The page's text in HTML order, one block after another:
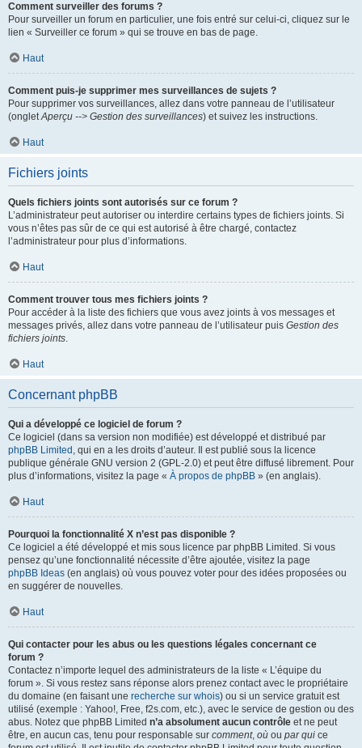
Comment surveiller des forums ?
Pour surveiller un forum en particulier, une fois entré sur celui-ci, cliquez sur le
lien « Surveiller ce forum » qui se trouve en bas de page.
Haut
Comment puis-je supprimer mes surveillances de sujets ?
Pour supprimer vos surveillances, allez dans votre panneau de l’utilisateur
(ongletAperçu --> Gestion des surveillances) et suivez les instructions.
Haut
Fichiers joints
Quels fichiers joints sont autorisés sur ce forum ?
L’administrateur peut autoriser ou interdire certains types de fichiers joints. Si
vous n’êtes pas sûr de ce qui est autorisé à être chargé, contactez
l’administrateur pour plus d’informations.
Haut
Comment trouver tous mes fichiers joints ?
Pour accéder à la liste des fichiers que vous avez joints à vos messages et
messages privés, allez dans votre panneau de l’utilisateur puis Gestion des
fichiers joints.
Haut
Concernant phpBB
Qui a développé ce logiciel de forum ?
Ce logiciel (dans sa version non modifiée) est développé et distribué par
phpBB Limited , qui en a les droits d’auteur. Il est publié sous la licence
publique générale GNU version 2 (GPL-2.0) et peut être diffusé librement. Pour
plus d’informations, visitez la page « À propos de phpBB » (en anglais).
Haut
Pourquoi la fonctionnalité X n’est pas disponible ?
Ce logiciel a été développé et mis sous licence par phpBB Limited. Si vous
pensez qu’une fonctionnalité nécessite d’être ajoutée, visitez la page
phpBB Ideas (en anglais) où vous pouvez voter pour des idées proposées ou
en suggérer de nouvelles.
Haut
Qui contacter pour les abus ou les questions légales concernant ce
forum ?
Contactez n’importe lequel des administrateurs de la liste « L’équipe du
forum ». Si vous restez sans réponse alors prenez contact avec le propriétaire
du domaine (en faisant une recherche sur whois) ou si un service gratuit est
utilisé (exemple : Yahoo!, Free, f2s.com, etc.), avec le service de gestion ou des
abus. Notez que phpBB Limited n’a absolument aucun contrôle et ne peut
être, en aucun cas, tenu pour responsable sur comment, où ou par qui ce